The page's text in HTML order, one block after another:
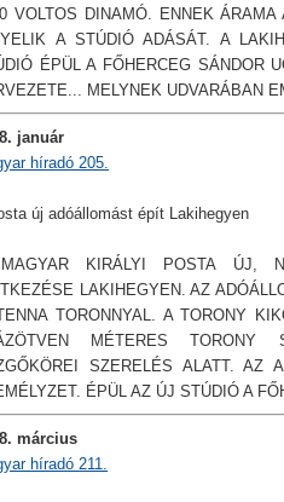
VOLTOS DINAMÓ. ENNEK
A STÚDIÓ ADÁSÁT. A
ÉPÜL A FŐHERCEG SÁNDOR
MELYNEK UDVARÁBAN
január
híradó 205.
új adóállomást épít Lakihegyen
KIRÁLYI POSTA ÚJ,
LAKIHEGYEN. AZ
TORONNYAL. A TORONY
MÉTERES TORONY
SZERELÉS ALATT. AZ
ÉPÜL AZ ÚJ STÚDIÓ A
március
híradó 211.